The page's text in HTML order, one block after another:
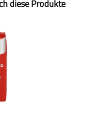
diese Produkte